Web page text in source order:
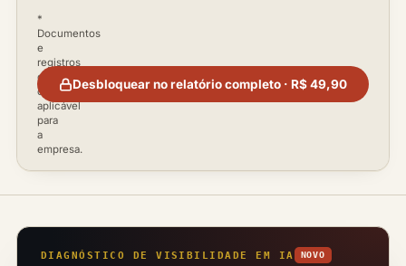
*
Documentos
e
registros
disponíveis
conforme
aplicável
para
a
empresa.
Desbloquear no relatório completo · R$ 49,90
DIAGNÓSTICO DE VISIBILIDADE EM IA NOVO